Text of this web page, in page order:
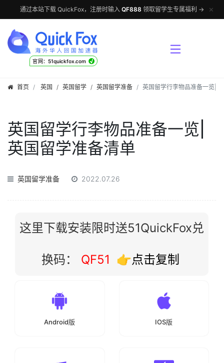
通过本站下载 QuickFox，注册时输入 QF888 领取留学生专属福利 → ✕
官网：51quickfox.com √
首页 英国 / 英国留学 / 英国留学准备 英国留学行李物品准备一览|
英国留学行李物品准备一览|
英国留学准备清单
英国留学准备 2022.07.26
这里下载安装限时送51QuickFox兑
换码： QF51 👉点击复制
Android版 IOS版